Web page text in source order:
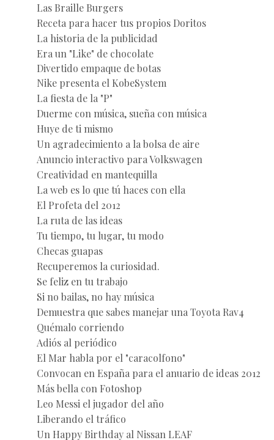
Las Braille Burgers
Receta para hacer tus propios Doritos
La historia de la publicidad
Era un "Like" de chocolate
Divertido empaque de botas
Nike presenta el KobeSystem
La fiesta de la "P"
Duerme con música, sueña con música
Huye de ti mismo
Un agradecimiento a la bolsa de aire
Anuncio interactivo para Volkswagen
Creatividad en mantequilla
La web es lo que tú haces con ella
El Profeta del 2012
La ruta de las ideas
Tu tiempo, tu lugar, tu modo
Checas guapas
Recuperemos la curiosidad.
Se feliz en tu trabajo
Si no bailas, no hay música
Demuestra que sabes manejar una Toyota Rav4
Quémalo corriendo
Adiós al periódico
El Mar habla por el "caracolfono"
Convocan en España para el anuario de ideas 2012
Más bella con Fotoshop
Leo Messi el jugador del año
Liberando el tráfico
Un Happy Birthday al Nissan LEAF